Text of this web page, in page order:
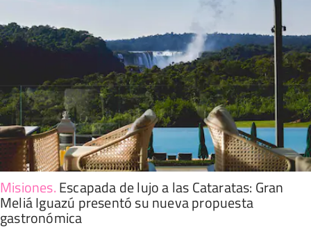
Misiones.Escapada de lujo a las Cataratas: Gran
Meliá Iguazú presentó su nueva propuesta
gastronómica